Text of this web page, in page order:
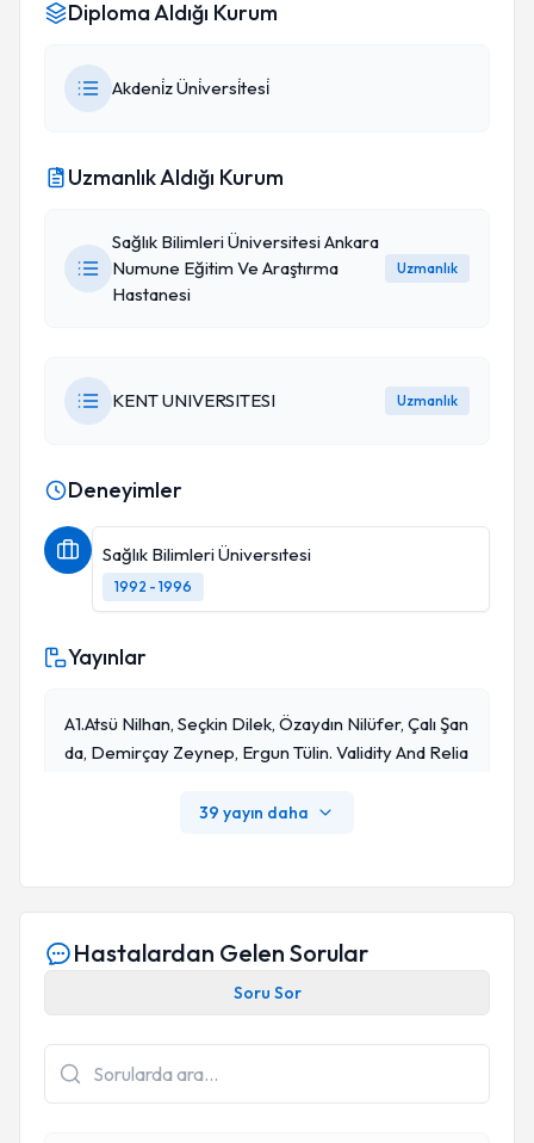
Diploma Aldığı Kurum
Akdeni̇z Üni̇versi̇tesi̇
Uzmanlık Aldığı Kurum
Sağlık Bilimleri Üniversitesi Ankara
Numune Eğitim Ve Araştırma
Hastanesi
Uzmanlık
KENT UNIVERSITESI Uzmanlık
Deneyimler
Sağlık Bilimleri Üniversıtesi
1992 - 1996
Yayınlar
A1.Atsü Nilhan, Seçkin Dilek, Özaydın Nilüfer, Çalı Şan
Da, Demirçay Zeynep, Ergun Tülin. Validity And Relia
E Patients. Türkderm.2010;44(1):25-27. (WOS Çeyr
39 yayın daha
Hastalardan Gelen Sorular
Soru Sor